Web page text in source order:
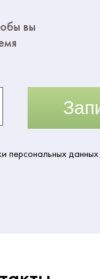
вы
персональных данных